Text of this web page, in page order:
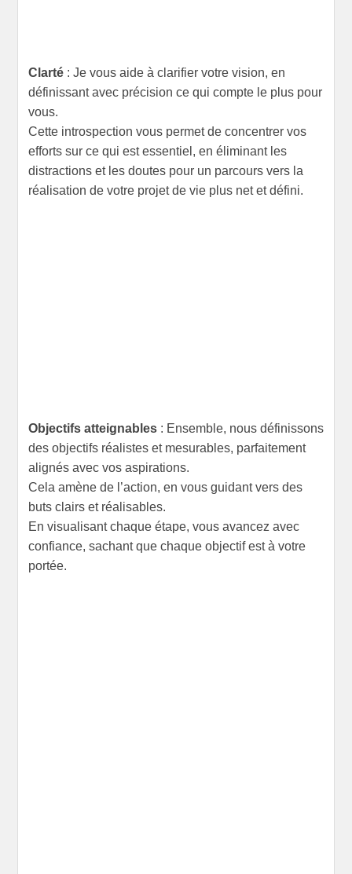
Clarté: Je vous aide à clarifier votre vision, en
définissant avec précision ce qui compte le plus pour
vous.
Cette introspection vous permet de concentrer vos
efforts sur ce qui est essentiel, en éliminant les
distractions et les doutes pour un parcours vers la
réalisation de votre projet de vie plus net et défini.
Objectifs atteignables: Ensemble, nous définissons
des objectifs réalistes et mesurables, parfaitement
alignés avec vos aspirations.
Cela amène de l’action, en vous guidant vers des
buts clairs et réalisables.
En visualisant chaque étape, vous avancez avec
confiance, sachant que chaque objectif est à votre
portée.